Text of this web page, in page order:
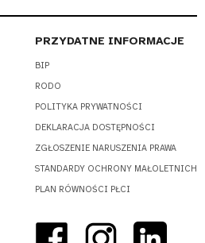
PRZYDATNE INFORMACJE
BIP
RODO
POLITYKA PRYWATNOŚCI
DEKLARACJA DOSTĘPNOŚCI
ZGŁOSZENIE NARUSZENIA PRAWA
STANDARDY OCHRONY MAŁOLETNICH
PLAN RÓWNOŚCI PŁCI